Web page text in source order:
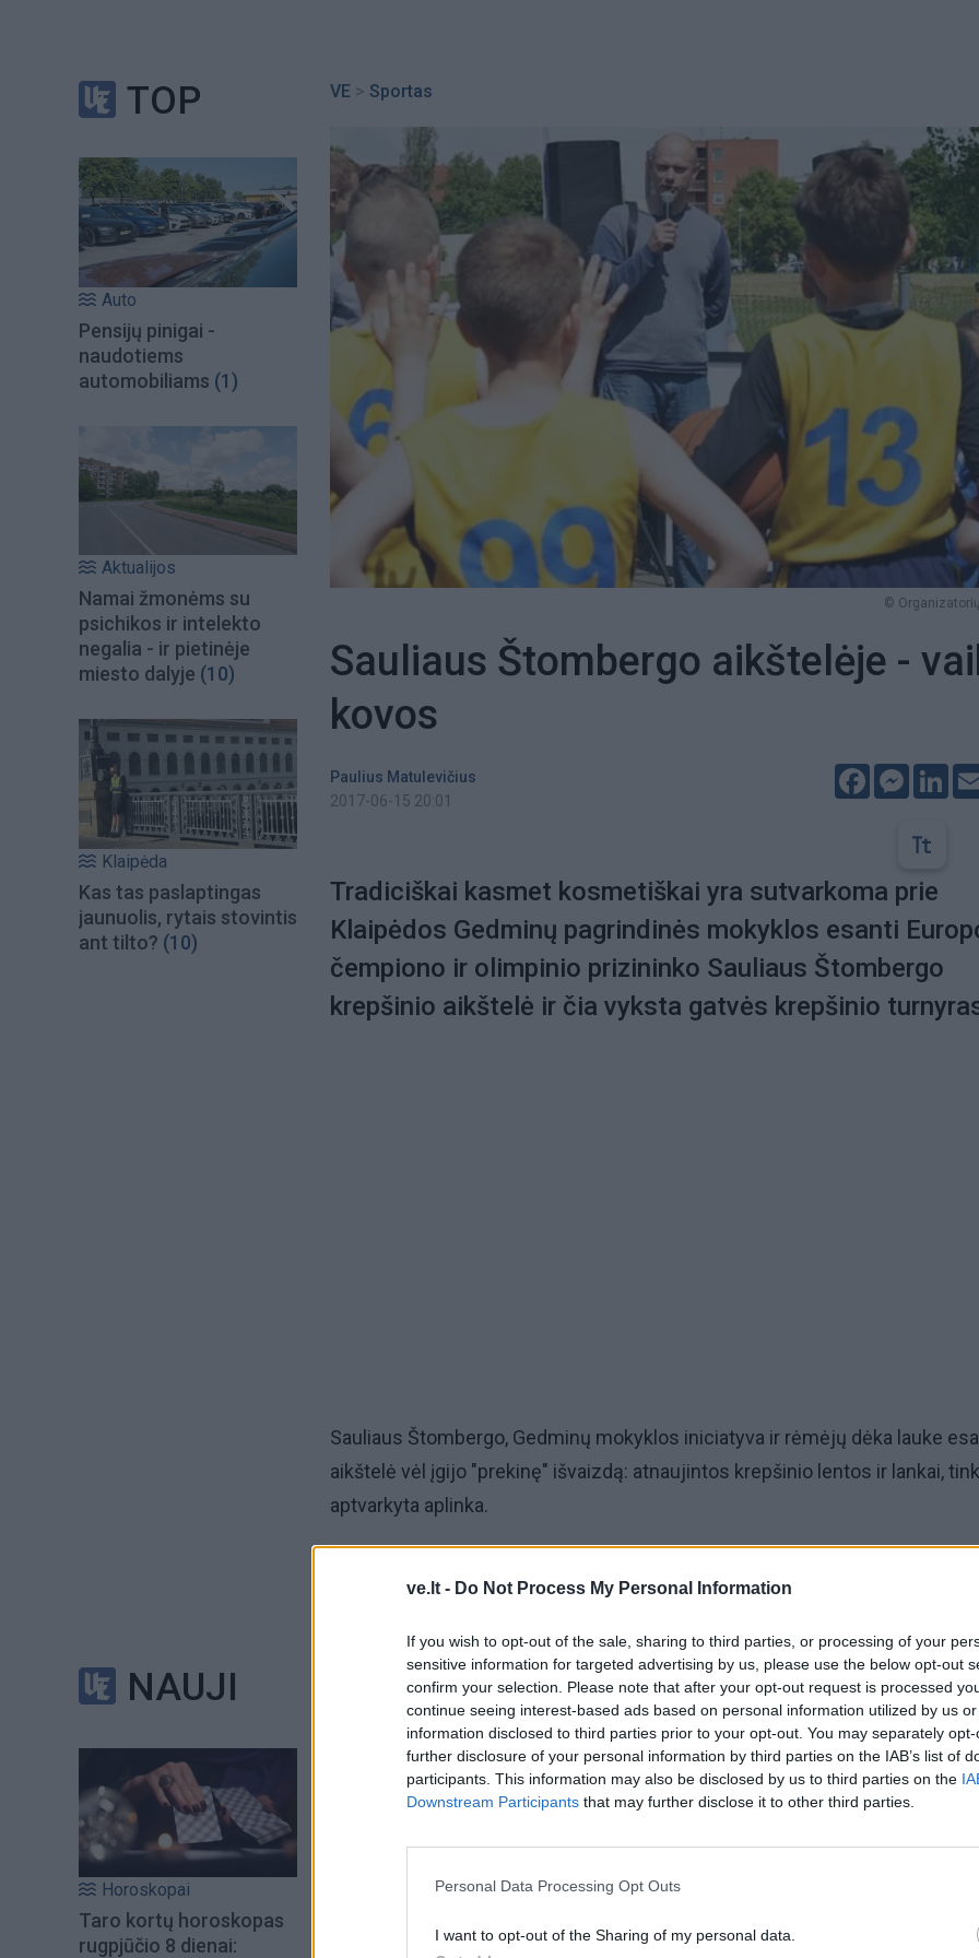
ve.lt - Do Not Process My Personal Information
If you wish to opt-out of the sale, sharing to third parties, or processing of your
sensitive information for targeted advertising by us, please use the below opt-out
confirm your selection. Please note that after your opt-out request is processed
continue seeing interest-based ads based on personal information utilized by us
information disclosed to third parties prior to your opt-out. You may separately
further disclosure of your personal information by third parties on the IAB’s list of
participants. This information may also be disclosed by us to third parties on the
Downstream Participants that may further disclose it to other third parties.
Personal Data Processing Opt Outs
I want to opt-out of the Sharing of my personal data.
TOP
Auto
Pensijų pinigai -
naudotiems
automobiliams (1)
Aktualijos
Namai žmonėms su
psichikos ir intelekto
negalia - ir pietinėje
miesto dalyje (10)
Klaipėda
Kas tas paslaptingas
jaunuolis, rytais stovintis
ant tilto? (10)
NAUJI
Horoskopai
Taro kortų horoskopas
rugpjūčio 8 dienai:
VE > Sportas
©
Sauliaus Štombergo aikštelėje -
kovos
Paulius Matulevičius
2017-06-15 20:01
Facebook
Tradiciškai kasmet kosmetiškai yra sutvarkoma prie
Klaipėdos Gedminų pagrindinės mokyklos esanti
čempiono ir olimpinio prizininko Sauliaus Štombergo
krepšinio aikštelė ir čia vyksta gatvės krepšinio
Sauliaus Štombergo, Gedminų mokyklos iniciatyva ir rėmėjų dėka lauke
aikštelė vėl įgijo "prekinę" išvaizdą: atnaujintos krepšinio lentos ir lankai,
aptvarkyta aplinka.
rengiamas gatvės krepšinio turnyras 3x3. Šįkart turnyre varžėsi bemaž 100
ir jaunuolių (27 komandos). Iš jų trys atvyko iš Vilniaus.